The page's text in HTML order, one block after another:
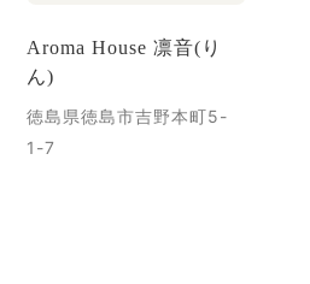
Aroma House 凛音(り
ん)
徳島県徳島市吉野本町5-
1-7